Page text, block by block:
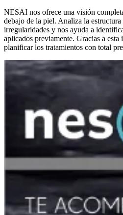
NESAI nos ofrece una visión
debajo de la piel. Analiza la estructura
irregularidades y nos ayuda a
aplicados previamente. Gracias a
planificar los tratamientos con total